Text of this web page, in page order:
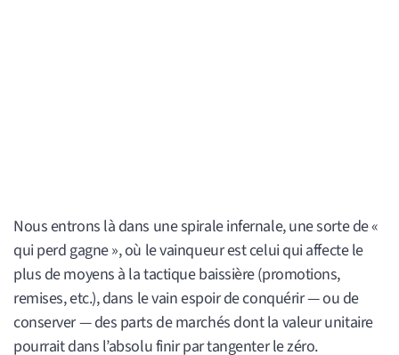
Nous entrons là dans une spirale infernale, une sorte de «
qui perd gagne », où le vainqueur est celui qui affecte le
plus de moyens à la tactique baissière (promotions,
remises, etc.), dans le vain espoir de conquérir — ou de
conserver — des parts de marchés dont la valeur unitaire
pourrait dans l’absolu finir par tangenter le zéro.